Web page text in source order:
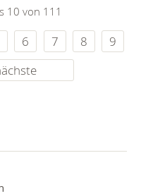
10 von 111
6 7 8
9